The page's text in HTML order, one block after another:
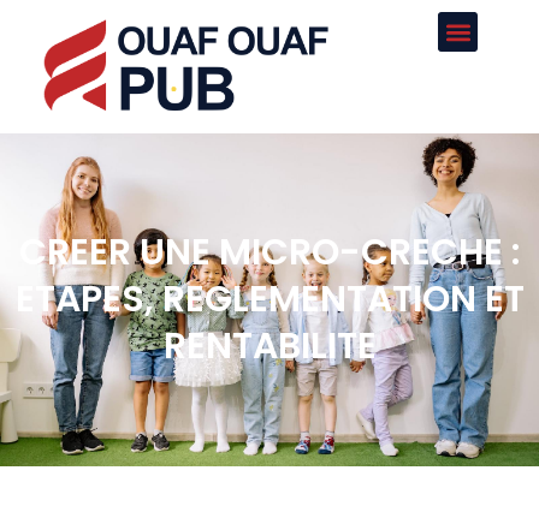
CREER UNE MICRO-CRECHE :
ETAPES, REGLEMENTATION ET
RENTABILITE